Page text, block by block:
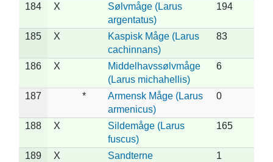
184 X
Sølvmåge (Larus
argentatus)
194
185 X
Kaspisk Måge (Larus
cachinnans)
83
186 X
Middelhavssølvmåge
(Larus michahellis)
6
187 *
Armensk Måge (Larus
armenicus)
0
188 X
Sildemåge (Larus
fuscus)
165
189 X Sandterne 1